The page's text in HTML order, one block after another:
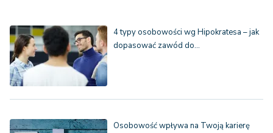
4 typy osobowości wg Hipokratesa – jak
dopasować zawód do…
Osobowość wpływa na Twoją karierę